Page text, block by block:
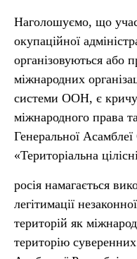
Наголошуємо, що
окупаційної
організовуються або
міжнародних
системи ООН, є
міжнародного права
Генеральної
«Територіальна
росія намагається
легітимації
територій як
територію